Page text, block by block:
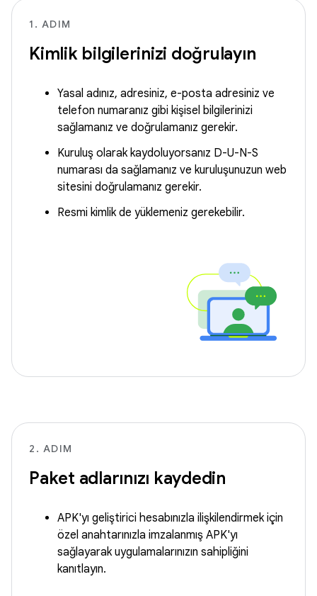
1. ADIM
Kimlik bilgilerinizi doğrulayın
Yasal adınız, adresiniz, e-posta adresiniz ve
telefon numaranız gibi kişisel bilgilerinizi
sağlamanız ve doğrulamanız gerekir.
Kuruluş olarak kaydoluyorsanız D-U-N-S
numarası da sağlamanız ve kuruluşunuzun web
sitesini doğrulamanız gerekir.
Resmi kimlik de yüklemeniz gerekebilir.
2. ADIM
Paket adlarınızı kaydedin
APK'yı geliştirici hesabınızla ilişkilendirmek için
özel anahtarınızla imzalanmış APK'yı
sağlayarak uygulamalarınızın sahipliğini
kanıtlayın.